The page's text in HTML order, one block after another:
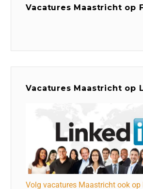
Vacatures Maastricht op
Vacatures Maastricht op
Volg vacatures Maastricht ook op